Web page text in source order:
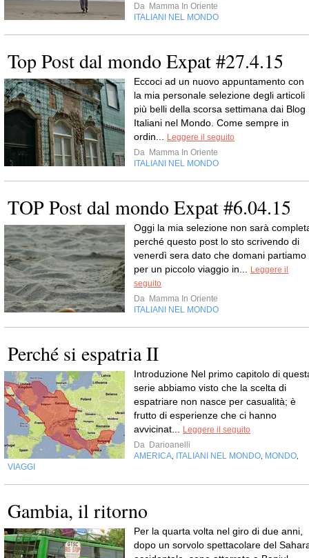
Da Mamma In Oriente
ITALIANI NEL MONDO
Top Post dal mondo Expat #27.4.15
Eccoci ad un nuovo appuntamento con
la mia personale selezione degli articoli
più belli della scorsa settimana dai Blog
Italiani nel Mondo. Come sempre in
ordin...
Leggere il seguito
Da Mamma In Oriente
ITALIANI NEL MONDO
TOP Post dal mondo Expat #6.04.15
Oggi la mia selezione non sarà
perché questo post lo sto scrivendo di
venerdì sera dato che domani partiamo
per un piccolo viaggio in...
Leggere il
seguito
Da Mamma In Oriente
ITALIANI NEL MONDO
Perché si espatria II
Introduzione Nel primo capitolo di
serie abbiamo visto che la scelta di
espatriare non nasce per casualità; è
frutto di esperienze che ci hanno
avvicinat...
Leggere il seguito
Da Darioanelli
AMERICA
ITALIANI NEL MONDO MONDO
VIAGGI
Gambia, il ritorno
Per la quarta volta nel giro di due anni,
dopo un sorvolo spettacolare del